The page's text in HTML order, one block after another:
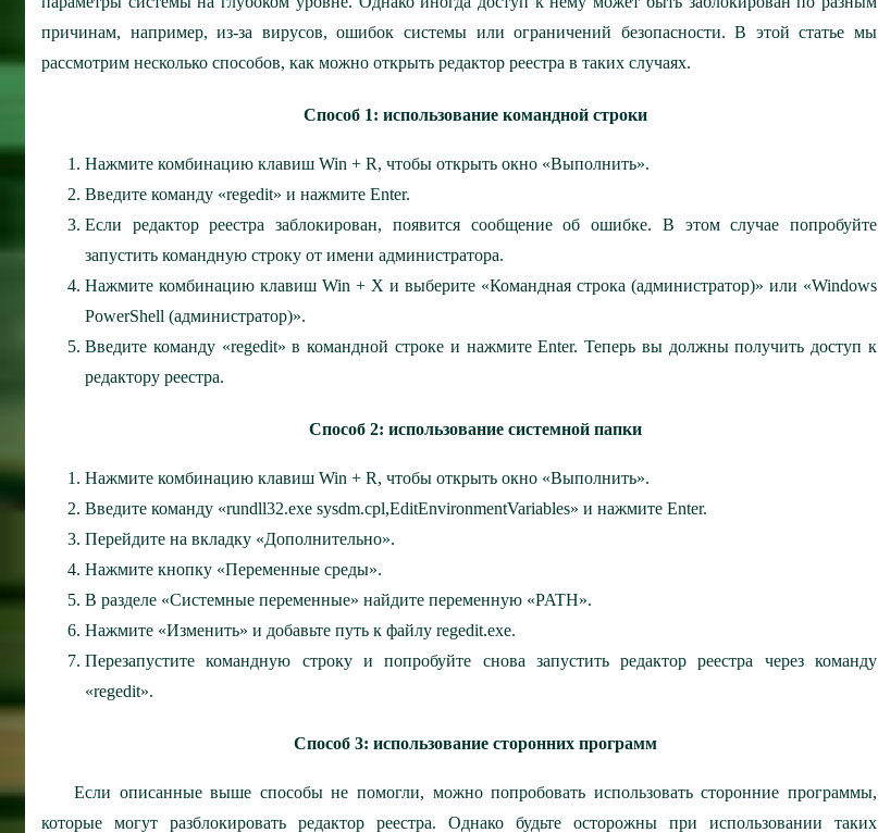
причинам, например, из-за вирусов, ошибок системы или ограничений безопасности. В этой статье мы
рассмотрим несколько способов, как можно открыть редактор реестра в таких случаях.
Способ 1: использование командной строки
Нажмите комбинацию клавиш Win + R, чтобы открыть окно «Выполнить».
Введите команду «regedit» и нажмите Enter.
Если редактор реестра заблокирован, появится сообщение об ошибке. В этом случае попробуйте
запустить командную строку от имени администратора.
Нажмите комбинацию клавиш Win + X и выберите «Командная строка (администратор)» или «Windows
PowerShell (администратор)».
Введите команду «regedit» в командной строке и нажмите Enter. Теперь вы должны получить доступ к
редактору реестра.
Способ 2: использование системной папки
Нажмите комбинацию клавиш Win + R, чтобы открыть окно «Выполнить».
Введите команду «rundll32.exe sysdm.cpl,EditEnvironmentVariables» и нажмите Enter.
Перейдите на вкладку «Дополнительно».
Нажмите кнопку «Переменные среды».
В разделе «Системные переменные» найдите переменную «PATH».
Нажмите «Изменить» и добавьте путь к файлу regedit.exe.
Перезапустите командную строку и попробуйте снова запустить редактор реестра через команду
«regedit».
Способ 3: использование сторонних программ
Если описанные выше способы не помогли, можно попробовать использовать сторонние программы,
которые могут разблокировать редактор реестра. Однако будьте осторожны при использовании таких